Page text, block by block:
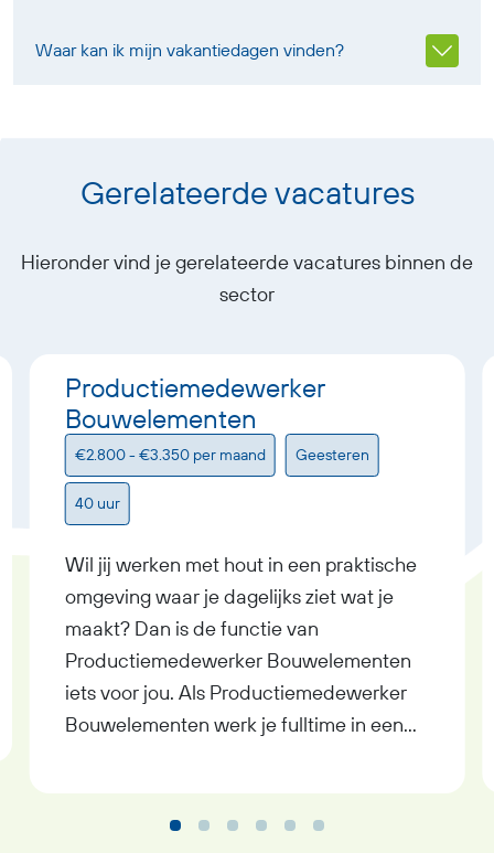
Waar kan ik mijn vakantiedagen vinden?
Gerelateerde vacatures
Hieronder vind je gerelateerde vacatures binnen de
sector
Productiemedewerker
Bouwelementen
€2.800 - €3.350 per maand Geesteren
40 uur
Wil jij werken met hout in een praktische
omgeving waar je dagelijks ziet wat je
maakt? Dan is de functie van
Productiemedewerker Bouwelementen
iets voor jou. Als Productiemedewerker
Bouwelementen werk je fulltime in een
onderdelen samenstelt tot complete